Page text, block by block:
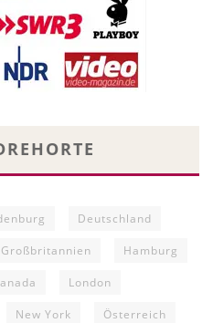
Deutschland
Großbritannien Hamburg
London
New York Österreich